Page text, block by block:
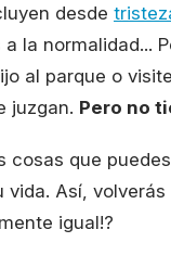
desde
la normalidad...
al parque o
juzgan. Pero no
cosas que
Así,
igual!?